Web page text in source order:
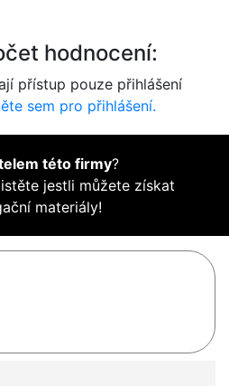
hodnocení:
přístup pouze přihlášení
sem pro přihlášení.
této firmy?
jestli můžete získat
materiály!